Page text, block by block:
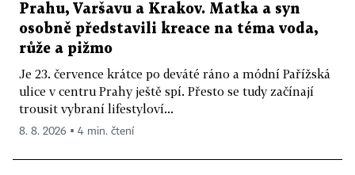
Prahu, Varšavu a Krakov. Matka a syn
osobně představili kreace na téma voda,
růže a pižmo
Je 23. července krátce po deváté ráno a módní Pařížská
ulice v centru Prahy ještě spí. Přesto se tudy začínají
trousit vybraní lifestyloví...
8. 8. 2026 ▪ 4 min. čtení